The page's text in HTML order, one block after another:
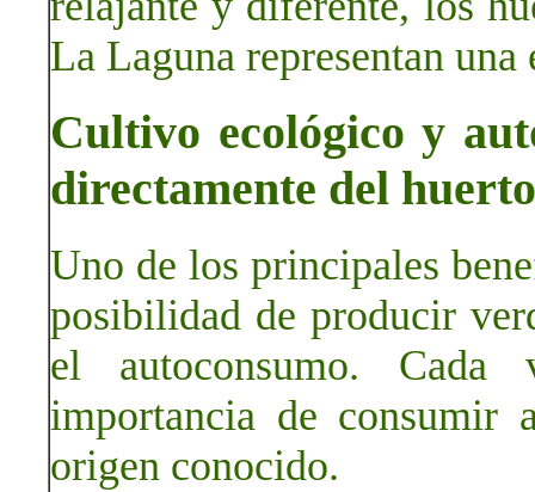
La Laguna representan
Cultivo ecológico y
directamente del huerto
Uno de los principales
posibilidad de producir
el autoconsumo.
importancia de consumir
origen conocido.